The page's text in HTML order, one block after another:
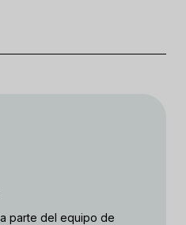
parte del equipo de